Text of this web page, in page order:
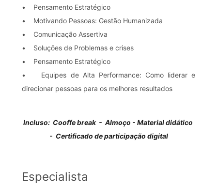
• Pensamento Estratégico
• Motivando Pessoas: Gestão Humanizada
• Comunicação Assertiva
• Soluções de Problemas e crises
• Pensamento Estratégico
• Equipes de Alta Performance: Como liderar e
direcionar pessoas para os melhores resultados
Incluso: Cooffe break - Almoço - Material didático
- Certificado de participação digital
Especialista